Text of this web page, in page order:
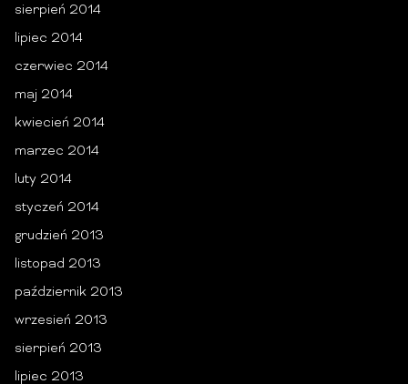
sierpień 2014
lipiec 2014
czerwiec 2014
maj 2014
kwiecień 2014
marzec 2014
luty 2014
styczeń 2014
grudzień 2013
listopad 2013
październik 2013
wrzesień 2013
sierpień 2013
lipiec 2013